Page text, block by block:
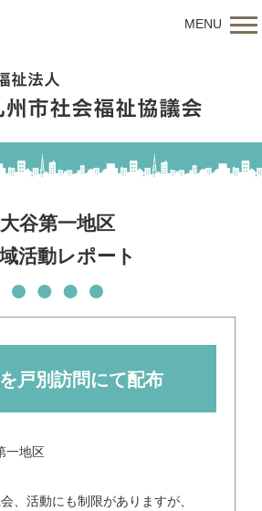
MENU
大谷第一地区
活動レポート
戸別訪問にて配布
一地区
、活動にも制限がありますが、